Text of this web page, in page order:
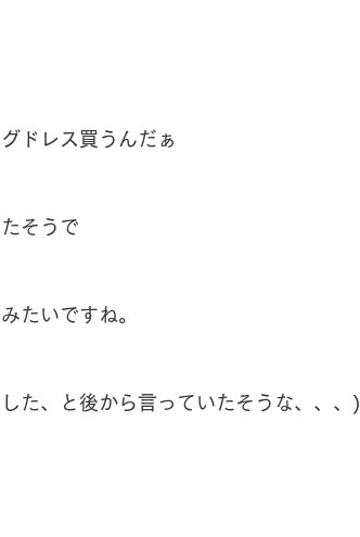
ドレス買うんだぁ
そうで
たいですね。
た、と後から言っていたそうな、、、)